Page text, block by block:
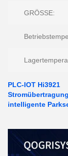
GRÖSSE:
PLC-IOT Hi3921
intelligente